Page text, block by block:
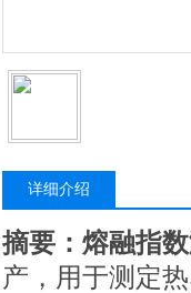
详细介绍
摘要： 熔融指
产，用于测定